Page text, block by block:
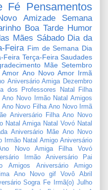
Fé Pensamentos
Amizade
Semana
Boa Tarde Humor
Mães Sábado Dia da
Feira Fim de Semana Dia
Feira Terça-Feira Saudades
Mãe Setembro
Amor Ano Novo Amor Irmã
Aniversário Amiga Dezembro
dos Professores
Natal Filha
Ano Novo Irmão Natal Amigos
Ano Novo Filha Ano Novo Irmã
Aniversário Filha Ano Novo
Natal Amiga Natal Vovó Natal
Aniversário Mãe Ano Novo
Irmão Natal Amigo Aniversário
Novo Amiga Filha
Vovó
Irmão
Aniversário Pai
Amigos
Aniversário Amigo
Ano Novo gif Vovô
Abril
Sogra Fe Irmã(o) Julho